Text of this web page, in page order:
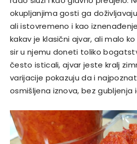
okupljanjima gosti ga
ali istovremeno i kao
kakav je klasični ajvar, ali malo
sir u njemu doneti toliko
često isticali, ajvar jeste kralj
varijacije pokazuju da i
osmišljena iznova, bez